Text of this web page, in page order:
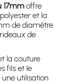
17mm offre
et la
de diamètre
de
la couture
fils et le
utilisation